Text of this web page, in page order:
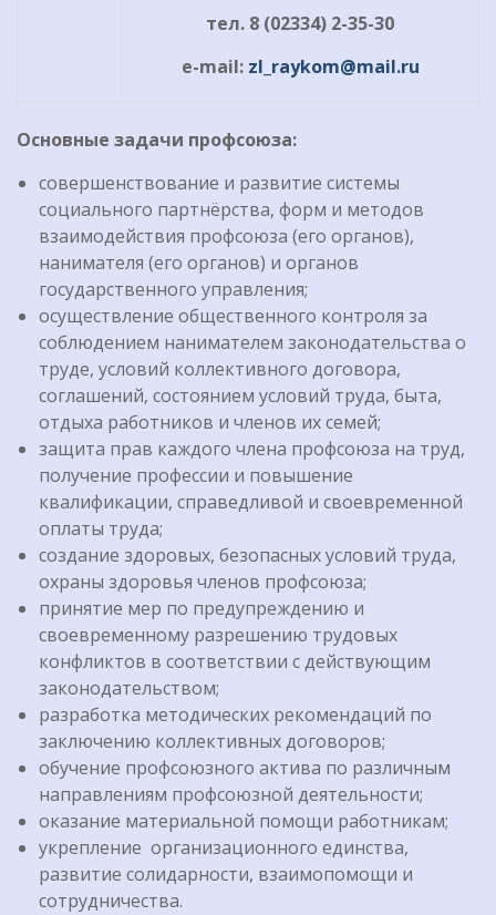
тел. 8 (02334) 2-35-30
e-mail: zl_raykom@mail.ru
Основные задачи профсоюза:
совершенствование и развитие системы
социального партнёрства, форм и методов
взаимодействия профсоюза (его органов),
нанимателя (его органов) и органов
государственного управления;
осуществление общественного контроля за
соблюдением нанимателем законодательства о
труде, условий коллективного договора,
соглашений, состоянием условий труда, быта,
отдыха работников и членов их семей;
защита прав каждого члена профсоюза на труд,
получение профессии и повышение
квалификации, справедливой и своевременной
оплаты труда;
создание здоровых, безопасных условий труда,
охраны здоровья членов профсоюза;
принятие мер по предупреждению и
своевременному разрешению трудовых
конфликтов в соответствии с действующим
законодательством;
разработка методических рекомендаций по
заключению коллективных договоров;
обучение профсоюзного актива по различным
направлениям профсоюзной деятельности;
оказание материальной помощи работникам;
укрепление организационного единства,
развитие солидарности, взаимопомощи и
сотрудничества.